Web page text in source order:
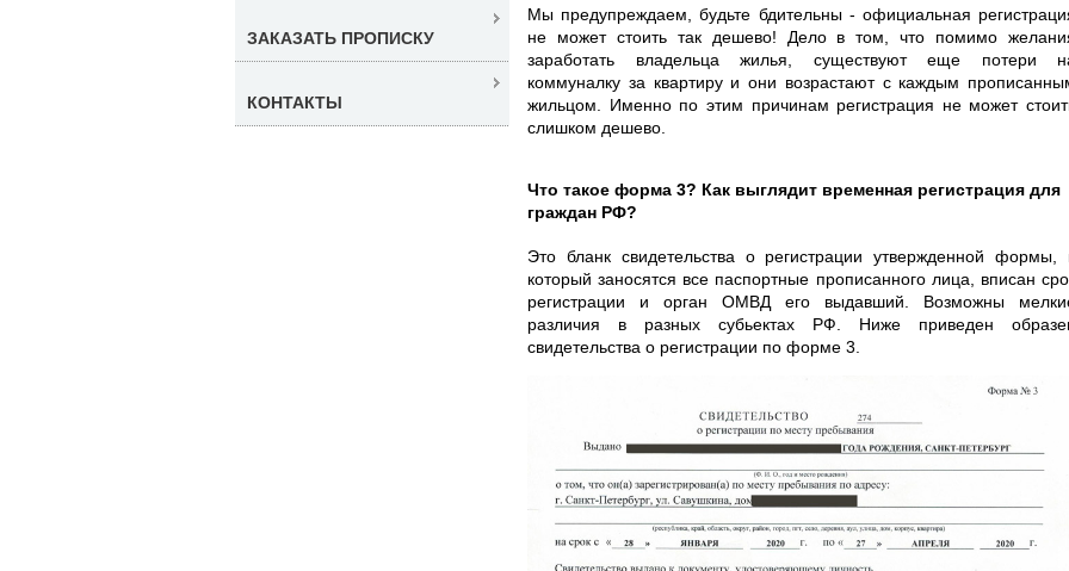
Мы предупреждаем, будьте бдительны - официальная
не может стоить так дешево! Дело в том, что помимо
заработать владельца жилья, существуют еще потери
коммуналку за квартиру и они возрастают с каждым
жильцом. Именно по этим причинам регистрация не может
слишком дешево.
Что такое форма 3? Как выглядит временная регистрация для
граждан РФ?
Это бланк свидетельства о регистрации утвержденной формы,
который заносятся все паспортные прописанного лица, вписан
регистрации и орган ОМВД его выдавший. Возможны
различия в разных субьектах РФ. Ниже приведен
свидетельства о регистрации по форме 3.
ЗАКАЗАТЬ ПРОПИСКУ
КОНТАКТЫ